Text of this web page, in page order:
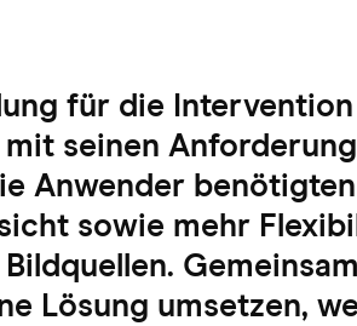
für die
seinen
Anwender
sowie mehr
Lösung umsetzen,